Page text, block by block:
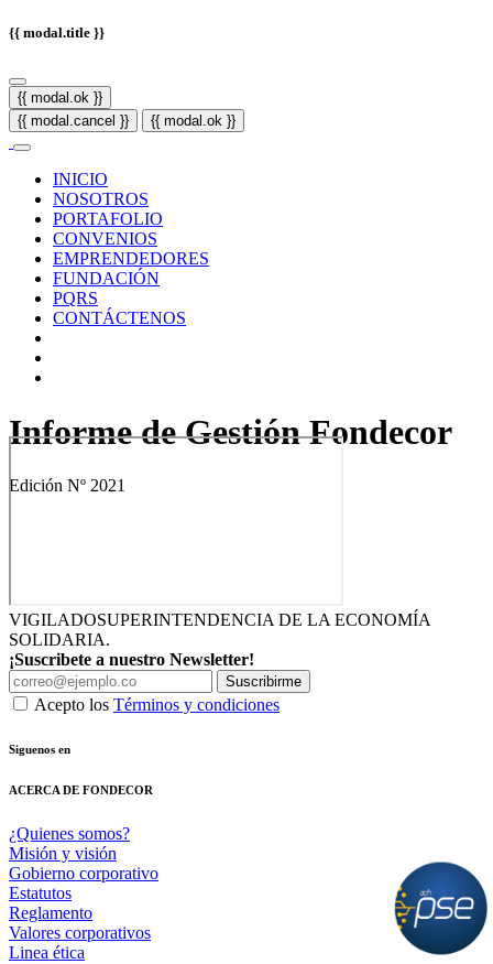
{{ modal.title }}
{{ modal.ok }}
{{ modal.cancel }}
{{ modal.ok }}
INICIO
NOSOTROS
PORTAFOLIO
CONVENIOS
EMPRENDEDORES
FUNDACIÓN
PQRS
CONTÁCTENOS
Informe de Gestión Fondecor
Edición Nº 2021
VIGILADOSUPERINTENDENCIA DE LA ECONOMÍA
SOLIDARIA.
¡Suscribete a nuestro Newsletter!
Suscribirme
Acepto los Términos y condiciones
Siguenos en
ACERCA DE FONDECOR
¿Quienes somos?
Misión y visión
Gobierno corporativo
Estatutos
Reglamento
Valores corporativos
Linea ética